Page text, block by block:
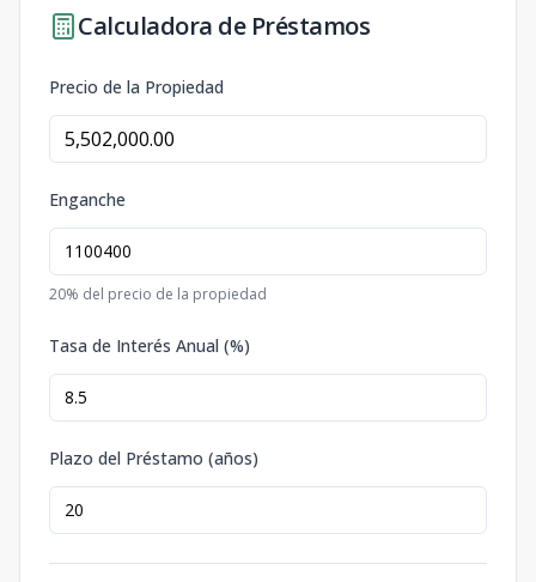
Calculadora de Préstamos
Precio de la Propiedad
Enganche
20% del precio de la propiedad
Tasa de Interés Anual (%)
Plazo del Préstamo (años)